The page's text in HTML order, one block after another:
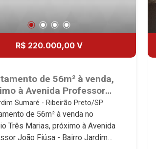
R$ 220.000,00 V
de 56m² à venda,
à Avenida Professor
Fiúsa - Ribeirão Preto/SP.
Sumaré - Ribeirão Preto/SP
de 56m² à venda no
Três Marias, próximo à Avenida
João Fiúsa - Bairro Jardim